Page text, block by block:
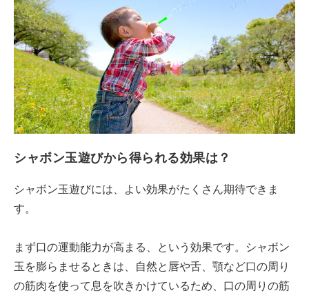
シャボン玉遊びから得られる効果は？
シャボン玉遊びには、よい効果がたくさん期待できま
す。
まず口の運動能力が高まる、という効果です。シャボン
玉を膨らませるときは、自然と唇や舌、顎など口の周り
の筋肉を使って息を吹きかけているため、口の周りの筋